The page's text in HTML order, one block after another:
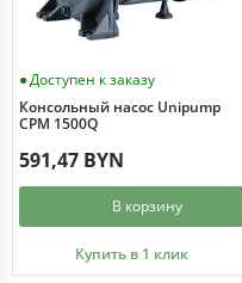
Доступен к заказу
Консольный насос Unipump
CPM 1500Q
591,47 BYN
В корзину
Купить в 1 клик